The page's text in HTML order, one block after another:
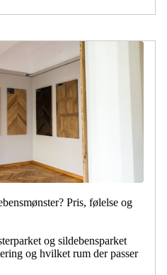
Pris, følelse og
og sildebensparket
og hvilket rum der passer